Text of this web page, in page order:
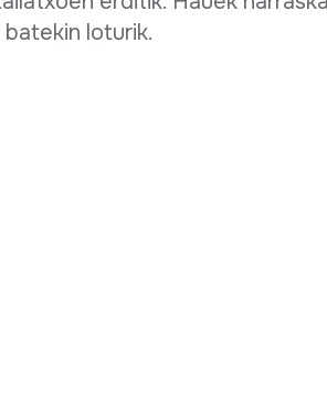
loturik.